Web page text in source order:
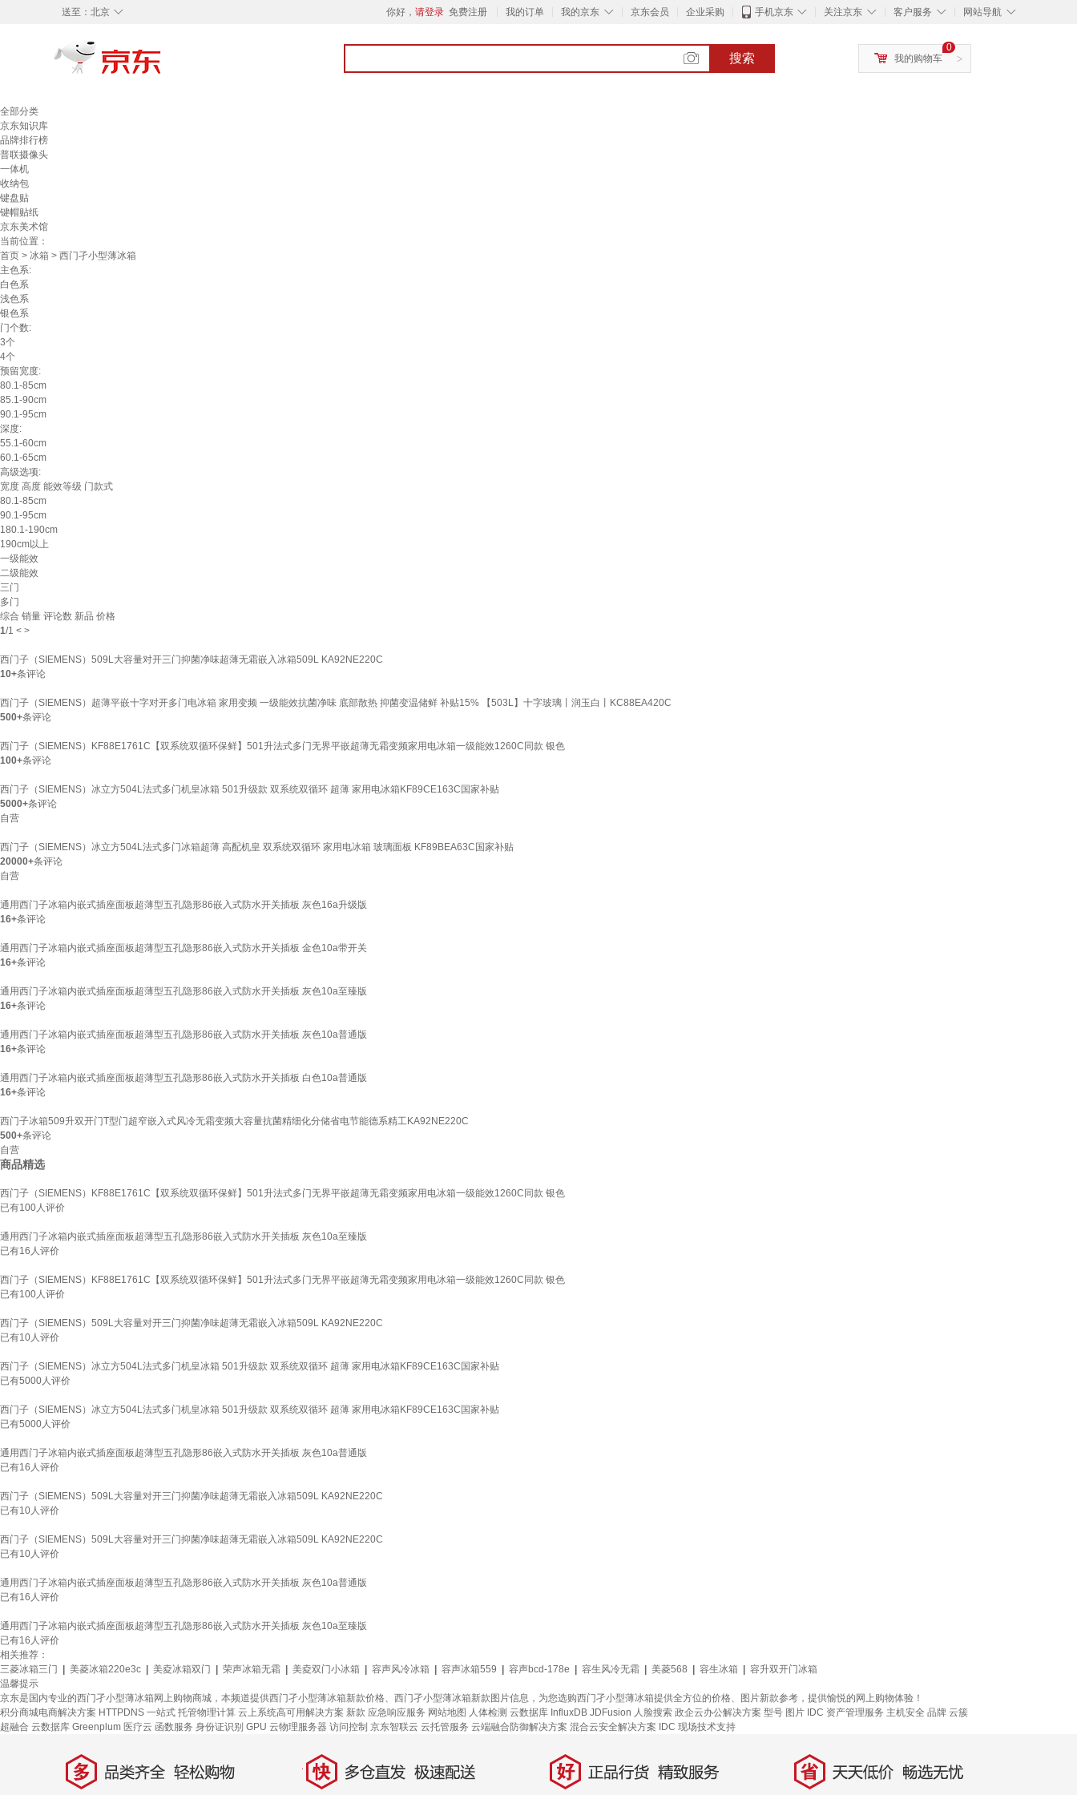
◇
送至： 北京 你好， 请登录 免费注册 我的订单 ◇
我的京东 京东会员 企业采购 ◇
手机京东 ◇
关注京东 ◇
客户服务 ◇
网站导航
搜索 >
0
我的购物车
全部分类
京东知识库
品牌排行榜
普联摄像头
一体机
收纳包
键盘贴
键帽贴纸
京东美术馆
当前位置：
首页 > 冰箱 > 西门孑小型薄冰箱
主色系:
白色系
浅色系
银色系
门个数:
3个
4个
预留宽度:
80.1-85cm
85.1-90cm
90.1-95cm
深度:
55.1-60cm
60.1-65cm
高级选项:
宽度 高度 能效等级 门款式
80.1-85cm
90.1-95cm
180.1-190cm
190cm以上
一级能效
二级能效
三门
多门
综合 销量 评论数 新品 价格
1/1 < >
西门子（SIEMENS）509L大容量对开三门抑菌净味超薄无霜嵌入冰箱509L KA92NE220C
10+条评论
西门子（SIEMENS）超薄平嵌十字对开多门电冰箱 家用变频 一级能效抗菌净味 底部散热 抑菌变温储鲜 补贴15% 【503L】十字玻璃丨润玉白丨KC88EA420C
500+条评论
西门子（SIEMENS）KF88E1761C【双系统双循环保鲜】501升法式多门无界平嵌超薄无霜变频家用电冰箱一级能效1260C同款 银色
100+条评论
西门子（SIEMENS）冰立方504L法式多门机皇冰箱 501升级款 双系统双循环 超薄 家用电冰箱KF89CE163C国家补贴
5000+条评论
自营
西门子（SIEMENS）冰立方504L法式多门冰箱超薄 高配机皇 双系统双循环 家用电冰箱 玻璃面板 KF89BEA63C国家补贴
20000+条评论
自营
通用西门子冰箱内嵌式插座面板超薄型五孔隐形86嵌入式防水开关插板 灰色16a升级版
16+条评论
通用西门子冰箱内嵌式插座面板超薄型五孔隐形86嵌入式防水开关插板 金色10a带开关
16+条评论
通用西门子冰箱内嵌式插座面板超薄型五孔隐形86嵌入式防水开关插板 灰色10a至臻版
16+条评论
通用西门子冰箱内嵌式插座面板超薄型五孔隐形86嵌入式防水开关插板 灰色10a普通版
16+条评论
通用西门子冰箱内嵌式插座面板超薄型五孔隐形86嵌入式防水开关插板 白色10a普通版
16+条评论
西门子冰箱509升双开门T型门超窄嵌入式风冷无霜变频大容量抗菌精细化分储省电节能德系精工KA92NE220C
500+条评论
自营
商品精选
西门子（SIEMENS）KF88E1761C【双系统双循环保鲜】501升法式多门无界平嵌超薄无霜变频家用电冰箱一级能效1260C同款 银色
已有100人评价
通用西门子冰箱内嵌式插座面板超薄型五孔隐形86嵌入式防水开关插板 灰色10a至臻版
已有16 人评价
西门子（SIEMENS）KF88E1761C【双系统双循环保鲜】501升法式多门无界平嵌超薄无霜变频家用电冰箱一级能效1260C同款 银色
已有100人评价
西门子（SIEMENS）509L大容量对开三门抑菌净味超薄无霜嵌入冰箱509L KA92NE220C
已有10人评价
西门子（SIEMENS）冰立方504L法式多门机皇冰箱 501升级款 双系统双循环 超薄 家用电冰箱KF89CE163C国家补贴
已有5000人评价
西门子（SIEMENS）冰立方504L法式多门机皇冰箱 501升级款 双系统双循环 超薄 家用电冰箱KF89CE163C国家补贴
已有5000人评价
通用西门子冰箱内嵌式插座面板超薄型五孔隐形86嵌入式防水开关插板 灰色10a普通版
已有16 人评价
西门子（SIEMENS）509L大容量对开三门抑菌净味超薄无霜嵌入冰箱509L KA92NE220C
已有10人评价
西门子（SIEMENS）509L大容量对开三门抑菌净味超薄无霜嵌入冰箱509L KA92NE220C
已有10人评价
通用西门子冰箱内嵌式插座面板超薄型五孔隐形86嵌入式防水开关插板 灰色10a普通版
已有16 人评价
通用西门子冰箱内嵌式插座面板超薄型五孔隐形86嵌入式防水开关插板 灰色10a至臻版
已有16 人评价
相关推荐：
三菱冰箱三门
美菱冰箱220e3c 美夌冰箱双门 荣声冰箱无霜 美夌双门小冰箱 容声风冷冰箱 容声冰箱559 容声bcd-178e 容生风冷无霜 美菱568 容生冰箱
容升双开门冰箱
温馨提示
京东是国内专业的西门孑小型薄冰箱网上购物商城，本频道提供西门孑小型薄冰箱新款价格、西门孑小型薄冰箱新款图片信息，为您选购西门孑小型薄冰箱提供全方位的价格、图片新款参考，提供愉悦的网上购物体验！
积分商城电商解决方案 HTTPDNS 一站式 托管物理计算 云上系统高可用解决方案 新款 应急响应服务 网站地图 人体检测 云数据库 InfluxDB JDFusion 人脸搜索 政企云办公解决方案 型号 图片 IDC 资产管理服务 主机安全 品牌 云簇
超融合 云数据库 Greenplum 医疗云 函数服务 身份证识别 GPU 云物理服务器 访问控制 京东智联云 云托管服务 云端融合防御解决方案 混合云安全解决方案 IDC 现场技术支持
多 品类齐全，轻松购物 快 多仓直发，极速配送 好 正品行货，精致服务 省 天天低价，畅选无忧